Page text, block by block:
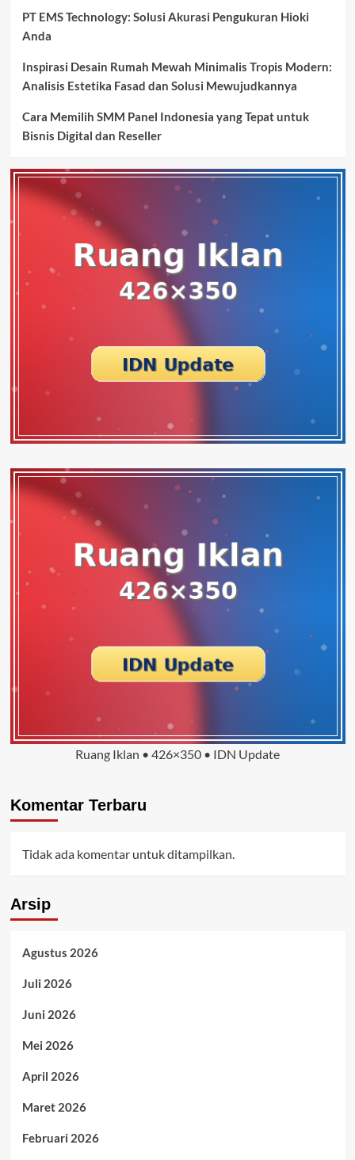
PT EMS Technology: Solusi Akurasi Pengukuran Hioki
Anda
Inspirasi Desain Rumah Mewah Minimalis Tropis Modern:
Analisis Estetika Fasad dan Solusi Mewujudkannya
Cara Memilih SMM Panel Indonesia yang Tepat untuk
Bisnis Digital dan Reseller
Ruang Iklan • 426×350 • IDN Update
Komentar Terbaru
Tidak ada komentar untuk ditampilkan.
Arsip
Agustus 2026
Juli 2026
Juni 2026
Mei 2026
April 2026
Maret 2026
Februari 2026